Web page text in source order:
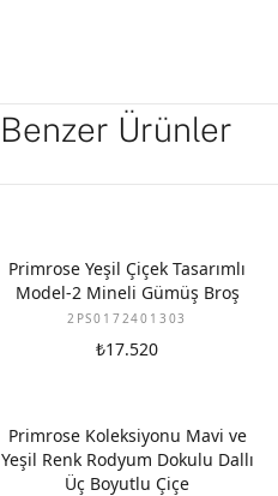
Benzer Ürünler
Primrose Yeşil Çiçek Tasarımlı
Model-2 Mineli Gümüş Broş
2PS0172401303
₺17.520
Primrose Koleksiyonu Mavi ve
Yeşil Renk Rodyum Dokulu Dallı
Üç Boyutlu Çiçe